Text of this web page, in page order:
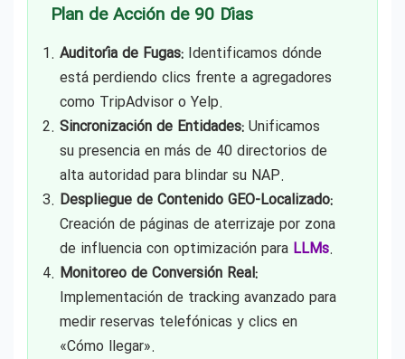
Plan de Acción de 90 Días
Auditoría de Fugas: Identificamos dónde
está perdiendo clics frente a agregadores
como TripAdvisor o Yelp.
Sincronización de Entidades: Unificamos
su presencia en más de 40 directorios de
alta autoridad para blindar su NAP.
Despliegue de Contenido GEO-Localizado:
Creación de páginas de aterrizaje por zona
de influencia con optimización para LLMs.
Monitoreo de Conversión Real:
Implementación de tracking avanzado para
medir reservas telefónicas y clics en
«Cómo llegar».